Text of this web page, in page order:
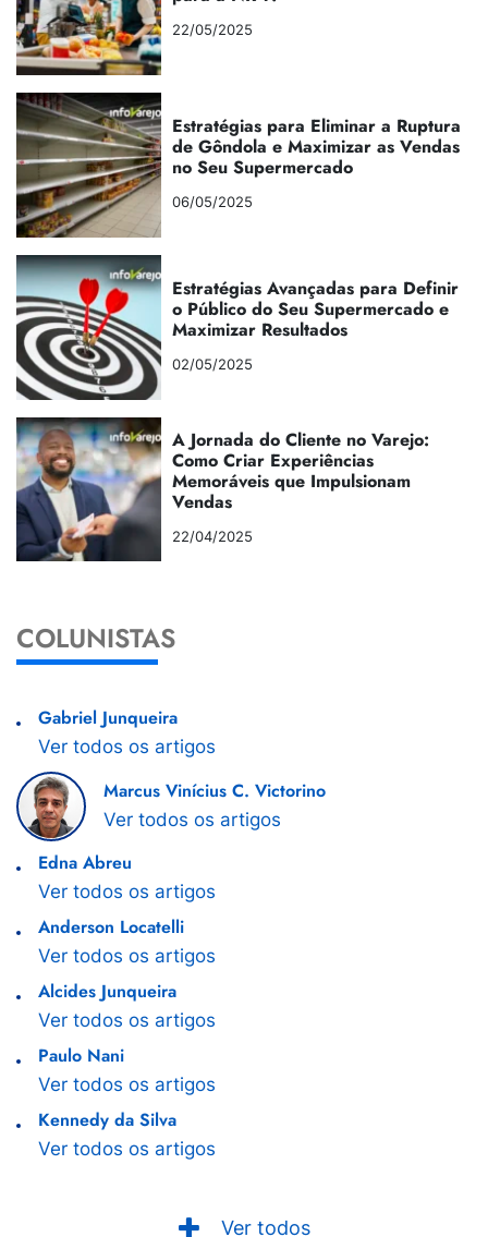
22/05/2025
Estratégias para Eliminar a Ruptura
de Gôndola e Maximizar as Vendas
no Seu Supermercado
06/05/2025
Estratégias Avançadas para Definir
o Público do Seu Supermercado e
Maximizar Resultados
02/05/2025
A Jornada do Cliente no Varejo:
Como Criar Experiências
Memoráveis que Impulsionam
Vendas
22/04/2025
COLUNISTAS
Gabriel Junqueira
Ver todos os artigos
Marcus Vinícius C. Victorino
Ver todos os artigos
Edna Abreu
Ver todos os artigos
Anderson Locatelli
Ver todos os artigos
Alcides Junqueira
Ver todos os artigos
Paulo Nani
Ver todos os artigos
Kennedy da Silva
Ver todos os artigos
Ver todos